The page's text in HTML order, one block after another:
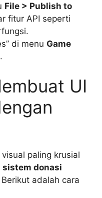
File > Publish to
fitur API seperti
di menu Game
.
UI
paling krusial
sistem donasi
Berikut adalah cara